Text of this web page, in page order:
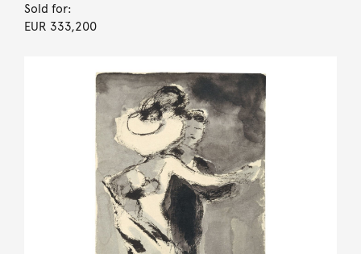
Sold for:
EUR 333,200